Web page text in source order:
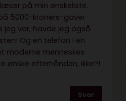
på min ønskeliste.
5000-kroners-gaver
jeg var, havde jeg også
Og en telefon i en
moderne menneskes
efterhånden, ikke?!
Svar